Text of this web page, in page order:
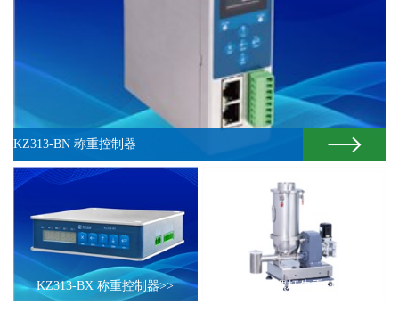
KZ313-BN 称重控制器
KZ313-BX 称重控制器>> 小型双螺杆失重秤>>